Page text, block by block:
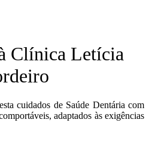
Clínica Letícia
cuidados de Saúde Dentária com
adaptados às exigências